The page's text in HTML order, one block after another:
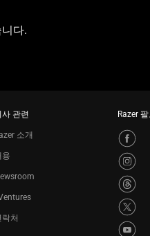
다.
사 관련
소개
용
락처
Razer